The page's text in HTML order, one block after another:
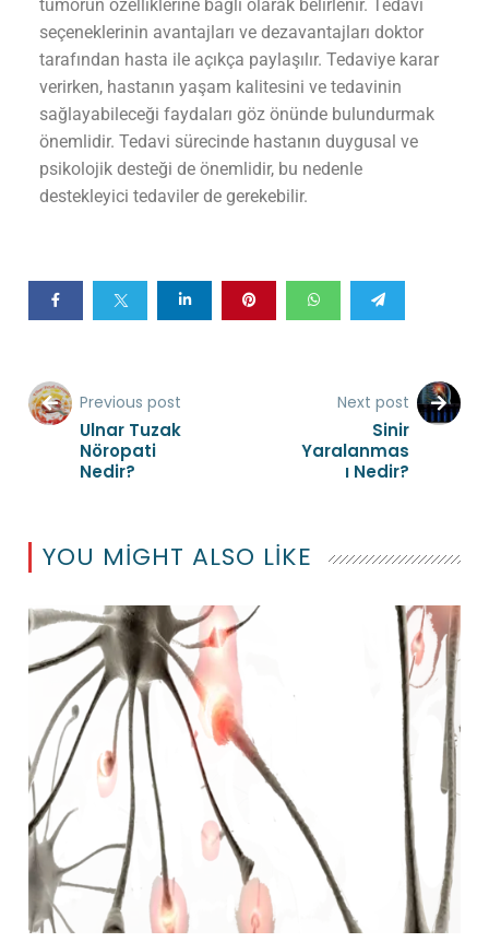
tümörün özelliklerine bağlı olarak belirlenir. Tedavi
seçeneklerinin avantajları ve dezavantajları doktor
tarafından hasta ile açıkça paylaşılır. Tedaviye karar
verirken, hastanın yaşam kalitesini ve tedavinin
sağlayabileceği faydaları göz önünde bulundurmak
önemlidir. Tedavi sürecinde hastanın duygusal ve
psikolojik desteği de önemlidir, bu nedenle
destekleyici tedaviler de gerekebilir.
Previous post
Ulnar Tuzak
Nöropati
Nedir?
Next post
Sinir
Yaralanmas
ı Nedir?
YOU MIGHT ALSO LIKE